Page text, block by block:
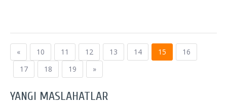
« 10 11 12 13 14 15
16
17
18 19 »
YANGI MASLAHATLAR